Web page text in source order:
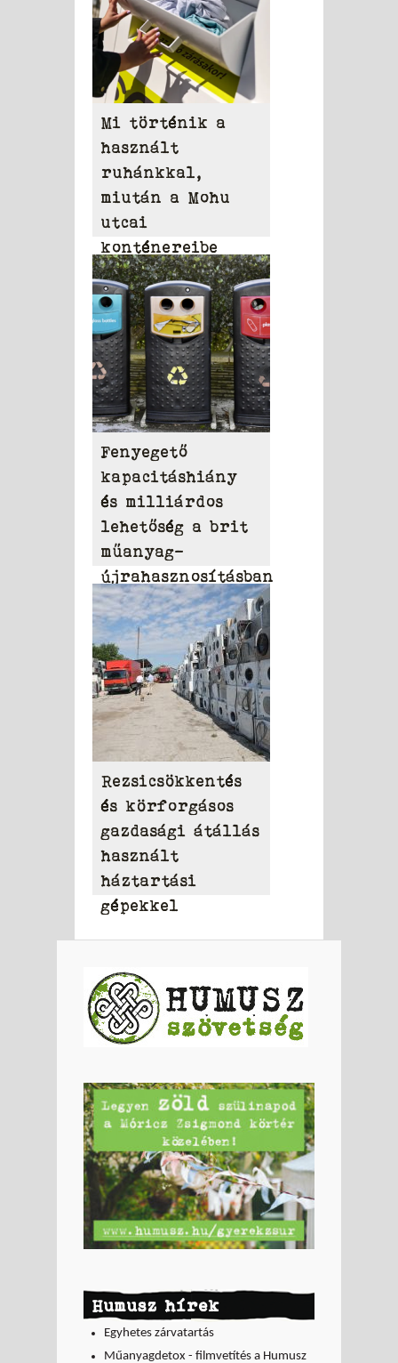
Mi történik a
használt
ruhánkkal,
miután a Mohu
utcai
konténereibe
dobjuk?
Fenyegető
kapacitáshiány
és milliárdos
lehetőség a brit
műanyag-
újrahasznosításban
Rezsicsökkentés
és körforgásos
gazdasági átállás
használt
háztartási
gépekkel
Humusz hírek
Egyhetes zárvatartás
Műanyagdetox - filmvetítés a Humusz